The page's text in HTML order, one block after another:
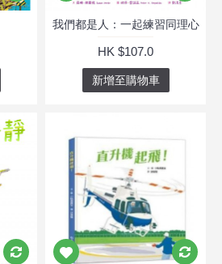
我們都是人：一起練習同理心
HK $107.0
新增至購物車